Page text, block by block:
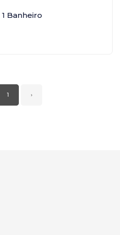
1 Banheiro
1 ›